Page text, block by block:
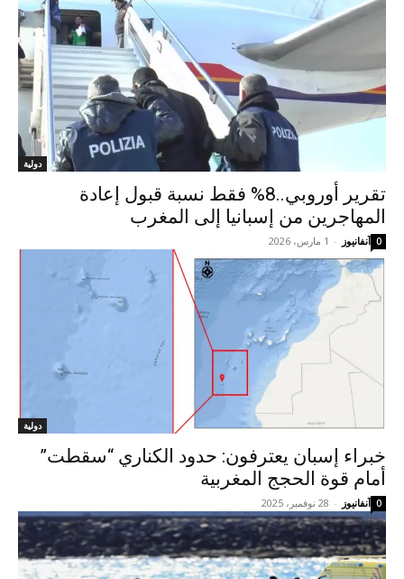
دولية
تقرير أوروبي..8% فقط نسبة قبول إعادة
المهاجرين من إسبانيا إلى المغرب
آنفانيوز - 1 مارس، 2026 0
دولية
خبراء إسبان يعترفون: حدود الكناري “سقطت”
أمام قوة الحجج المغربية
آنفانيوز - 28 نوفمبر، 2025 0